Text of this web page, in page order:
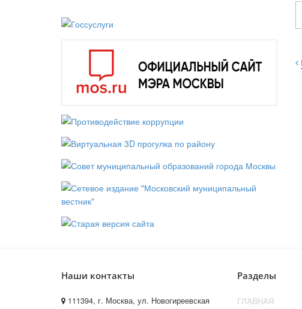
Наши контакты
111394, г. Москва, ул. Новогиреевская
Разделы
ГЛАВНАЯ